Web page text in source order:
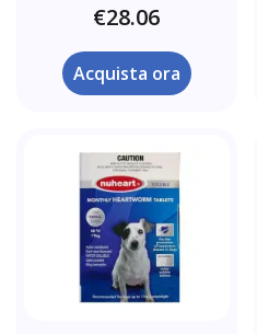
€28.06
Acquista ora